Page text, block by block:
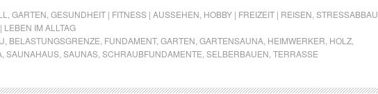
GARTEN GESUNDHEIT | FITNESS | AUSSEHEN HOBBY | FREIZEIT | REISEN STRESSABBAU
LEBEN IM ALLTAG
BELASTUNGSGRENZE FUNDAMENT, GARTEN GARTENSAUNA HEIMWERKER HOLZ
SAUNAHAUS SAUNAS SCHRAUBFUNDAMENTE SELBERBAUEN TERRASSE